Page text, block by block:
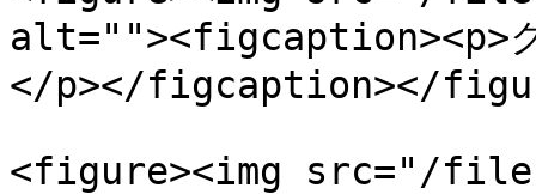
alt=""><figcaption><p>ク
</p></figcaption></
<figure><img src="/files/